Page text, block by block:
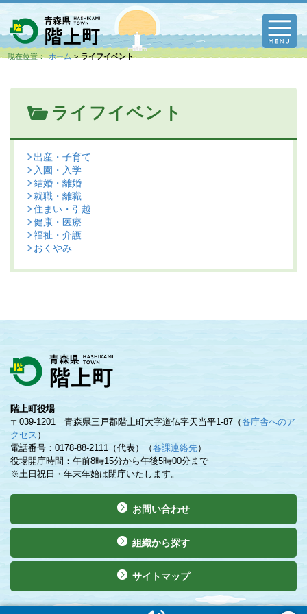
現在位置： ホーム ライフイベント
ライフイベント
出産・子育て
入園・入学
結婚・離婚
就職・離職
住まい・引越
健康・医療
福祉・介護
おくやみ
階上町役場
〒039-1201 青森県三戸郡階上町大字道仏字天当平1-87（各庁舎へのア
クセス ）
電話番号：0178-88-2111（代表）（各課連絡先）
役場開庁時間：午前8時15分から午後5時00分まで
※土日祝日・年末年始は閉庁いたします。
お問い合わせ
組織から探す
サイトマップ
©Copyright 2019 Hashikami Town. All rights reserved.